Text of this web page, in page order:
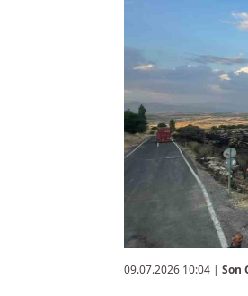
09.07.2026 10:04 | Son